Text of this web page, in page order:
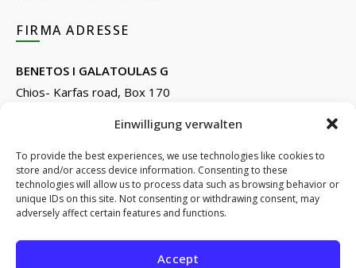
Einwilligung verwalten
To provide the best experiences, we use technologies like cookies to
store and/or access device information. Consenting to these
technologies will allow us to process data such as browsing behavior or
unique IDs on this site. Not consenting or withdrawing consent, may
adversely affect certain features and functions.
Accept
FIRMA ADRESSE
BENETOS I GALATOULAS G
Chios- Karfas road, Box 170
Phone: +30 22710 22666
Email:info@e-anemos.gr
facebook.com/mastic.gr
instagram.com/anemosmastic
Subscribe to newsletters